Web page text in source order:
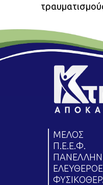
ΜΕΛΟΣ
Π.Ε.Ε.Φ.